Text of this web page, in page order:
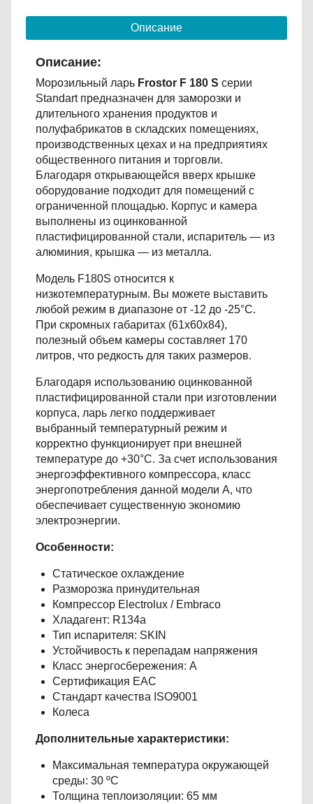
Описание
Описание:
Морозильный ларь Frostor F 180 S серии
Standart предназначен для заморозки и
длительного хранения продуктов и
полуфабрикатов в складских помещениях,
производственных цехах и на предприятиях
общественного питания и торговли.
Благодаря открывающейся вверх крышке
оборудование подходит для помещений с
ограниченной площадью. Корпус и камера
выполнены из оцинкованной
пластифицированной стали, испаритель — из
алюминия, крышка — из металла.
Модель F180S относится к
низкотемпературным. Вы можете выставить
любой режим в диапазоне от -12 до -25°C.
При скромных габаритах (61х60х84),
полезный объем камеры составляет 170
литров, что редкость для таких размеров.
Благодаря использованию оцинкованной
пластифицированной стали при изготовлении
корпуса, ларь легко поддерживает
выбранный температурный режим и
корректно функционирует при внешней
температуре до +30°C. За счет использования
энергоэффективного компрессора, класс
энергопотребления данной модели А, что
обеспечивает существенную экономию
электроэнергии.
Особенности:
Статическое охлаждение
Разморозка принудительная
Компрессор Electrolux / Embraco
Хладагент: R134a
Тип испарителя: SKIN
Устойчивость к перепадам напряжения
Класс энергосбережения: А
Сертификация ЕАС
Стандарт качества ISO9001
Колеса
Дополнительные характеристики:
Максимальная температура окружающей
среды: 30 ºC
Толщина теплоизоляции: 65 мм